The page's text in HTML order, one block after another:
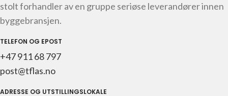
stolt forhandler av en gruppe seriøse leverandører innen
byggebransjen.
TELEFON OG EPOST
+47 911 68 797
post@tflas.no
ADRESSE OG UTSTILLINGSLOKALE